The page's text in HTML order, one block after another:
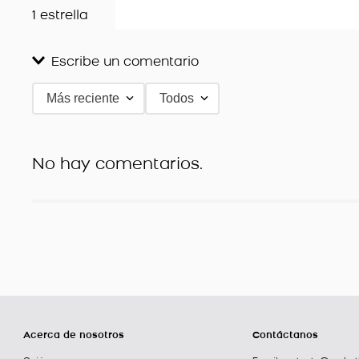
1 estrella
Escribe un comentario
Agregar comentario
Más reciente Todos
No hay comentarios.
Acerca de nosotros Contáctanos